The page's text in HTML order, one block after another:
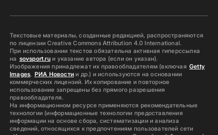
Текстовые материалы, созданные редакцией, распространяются
по лицензии Creative Commons Attribution 4.0 International.
При использовании текстов обязательна активная гиперссылка
на sovsport.ruи указание автора (если он указан).
Изображения принадлежат их правообладателям (включая Getty
Images, РИА Новостии др.) и используются на основании
коммерческих лицензий. Их копирование и повторное
использование запрещены без прямого разрешения
правообладателя.
На информационном ресурсе применяются рекомендательные
технологии (информационные технологии предоставления
информации на основе сбора, систематизации и анализа
сведений, относящихся к предпочтениям пользователей сети